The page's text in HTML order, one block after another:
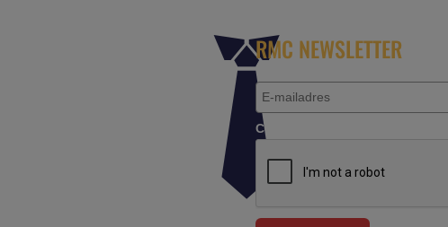
RMC NEWSLETTER
Controleer je aanvraag.*